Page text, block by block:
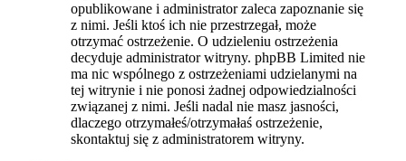
opublikowane i administrator zaleca zapoznanie się
z nimi. Jeśli ktoś ich nie przestrzegał, może
otrzymać ostrzeżenie. O udzieleniu ostrzeżenia
decyduje administrator witryny. phpBB Limited nie
ma nic wspólnego z ostrzeżeniami udzielanymi na
tej witrynie i nie ponosi żadnej odpowiedzialności
związanej z nimi. Jeśli nadal nie masz jasności,
dlaczego otrzymałeś/otrzymałaś ostrzeżenie,
skontaktuj się z administratorem witryny.